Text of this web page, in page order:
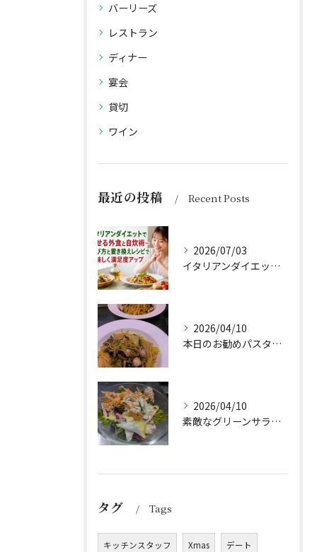
バーリーズ
レストラン
ディナー
宴会
貸切
ワイン
最近の投稿 Recent Posts
2026/07/03
イタリアンダイエットで痩せる外食と自炊術〜選び方と置き換えレシピで美味しく満足度アップ
2026/04/10
本日のお勧めパスタは、シェフのきまぐれが光る特製ペペロンチー...
2026/04/10
素敵なグリーンサラダのご紹介です！Barry'sのランチセッ...
タグ Tags
キッチンスタッフ Xmas デート